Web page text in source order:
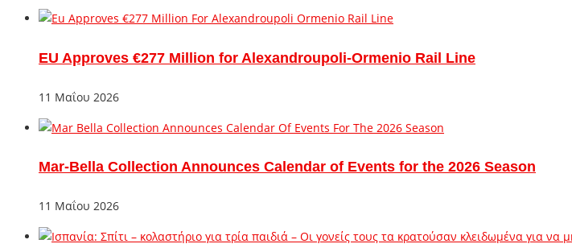
EU Approves €277 Million for Alexandroupoli-Ormenio Rail Line
11 Μαΐου 2026
Mar-Bella Collection Announces Calendar of Events for the 2026 Season
11 Μαΐου 2026